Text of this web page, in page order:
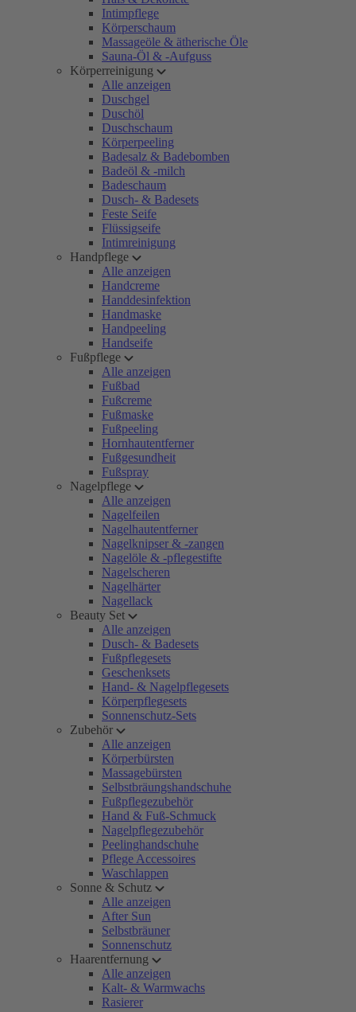
Intimpflege
Körperschaum
Massageöle & ätherische Öle
Sauna-Öl & -Aufguss
Körperreinigung
Alle anzeigen
Duschgel
Duschöl
Duschschaum
Körperpeeling
Badesalz & Badebomben
Badeöl & -milch
Badeschaum
Dusch- & Badesets
Feste Seife
Flüssigseife
Intimreinigung
Handpflege
Alle anzeigen
Handcreme
Handdesinfektion
Handmaske
Handpeeling
Handseife
Fußpflege
Alle anzeigen
Fußbad
Fußcreme
Fußmaske
Fußpeeling
Hornhautentferner
Fußgesundheit
Fußspray
Nagelpflege
Alle anzeigen
Nagelfeilen
Nagelhautentferner
Nagelknipser & -zangen
Nagelöle & -pflegestifte
Nagelscheren
Nagelhärter
Nagellack
Beauty Set
Alle anzeigen
Dusch- & Badesets
Fußpflegesets
Geschenksets
Hand- & Nagelpflegesets
Körperpflegesets
Sonnenschutz-Sets
Zubehör
Alle anzeigen
Körperbürsten
Massagebürsten
Selbstbräungshandschuhe
Fußpflegezubehör
Hand & Fuß-Schmuck
Nagelpflegezubehör
Peelinghandschuhe
Pflege Accessoires
Waschlappen
Sonne & Schutz
Alle anzeigen
After Sun
Selbstbräuner
Sonnenschutz
Haarentfernung
Alle anzeigen
Kalt- & Warmwachs
Rasierer